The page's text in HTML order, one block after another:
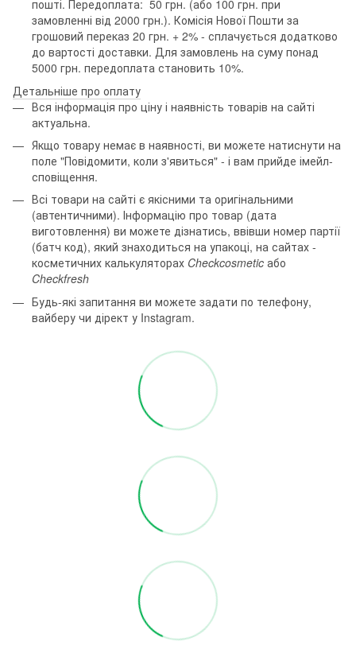
пошті. Передоплата: 50 грн. (або 100 грн. при
замовленні від 2000 грн.). Комісія Нової Пошти за
грошовий переказ 20 грн. + 2% - сплачується додатково
до вартості доставки. Для замовлень на суму понад
5000 грн. передоплата становить 10%.
Детальніше про оплату
Вся інформація про ціну і наявність товарів на сайті
актуальна.
Якщо товару немає в наявності, ви можете натиснути на
поле "Повідомити, коли з'явиться" - і вам прийде імейл-
сповіщення.
Всі товари на сайті є якісними та оригінальними
(автентичними). Інформацію про товар (дата
виготовлення) ви можете дізнатись, ввівши номер партії
(батч код), який знаходиться на упакоці, на сайтах -
косметичних калькуляторах Checkcosmetic або
Checkfresh
Будь-які запитання ви можете задати по телефону,
вайберу чи дірект у Instagram.